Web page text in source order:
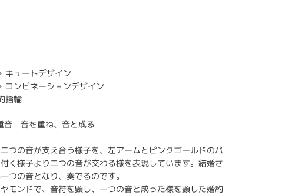
キュートデザイン
コンビネーションデザイン
指輪
音を重ね、音と成る
つの音が支え合う様子を、左アームとピンクゴールドのパ
く様子より二つの音が交わる様を表現しています。結婚さ
つの音となり、奏でるのです。
モンドで、音符を顕し、一つの音と成った様を顕した婚約